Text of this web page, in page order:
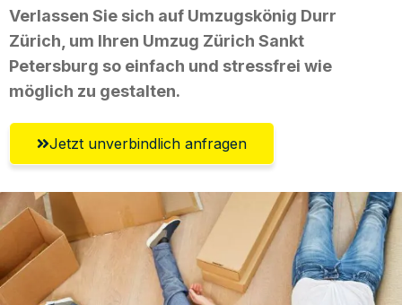
Verlassen Sie sich auf Umzugskönig Durr
Zürich, um Ihren Umzug Zürich Sankt
Petersburg so einfach und stressfrei wie
möglich zu gestalten.
Jetzt unverbindlich anfragen